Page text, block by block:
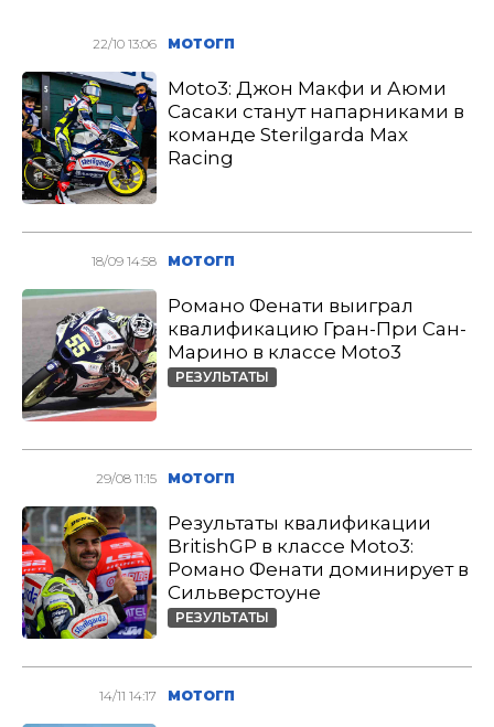
22/10 13:06 МОТОГП
Moto3: Джон Макфи и Аюми
Сасаки станут напарниками в
команде Sterilgarda Max
Racing
18/09 14:58 МОТОГП
Романо Фенати выиграл
квалификацию Гран-При Сан-
Марино в классе Moto3
РЕЗУЛЬТАТЫ
29/08 11:15 МОТОГП
Результаты квалификации
BritishGP в классе Moto3:
Романо Фенати доминирует в
Сильверстоуне
РЕЗУЛЬТАТЫ
14/11 14:17 МОТОГП